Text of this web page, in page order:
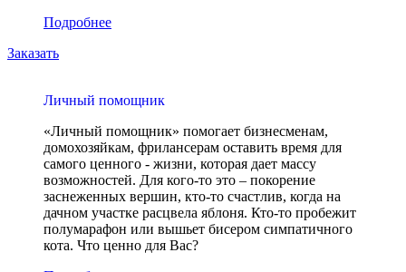
Подробнее
Заказать
Личный помощник
«Личный помощник» помогает бизнесменам,
домохозяйкам, фрилансерам оставить время для
самого ценного - жизни, которая дает массу
возможностей. Для кого-то это – покорение
заснеженных вершин, кто-то счастлив, когда на
дачном участке расцвела яблоня. Кто-то пробежит
полумарафон или вышьет бисером симпатичного
кота. Что ценно для Вас?